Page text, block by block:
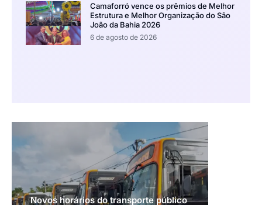
Camaforró vence os prêmios de Melhor
Estrutura e Melhor Organização do São
João da Bahia 2026
6 de agosto de 2026
Novos horários do transporte público